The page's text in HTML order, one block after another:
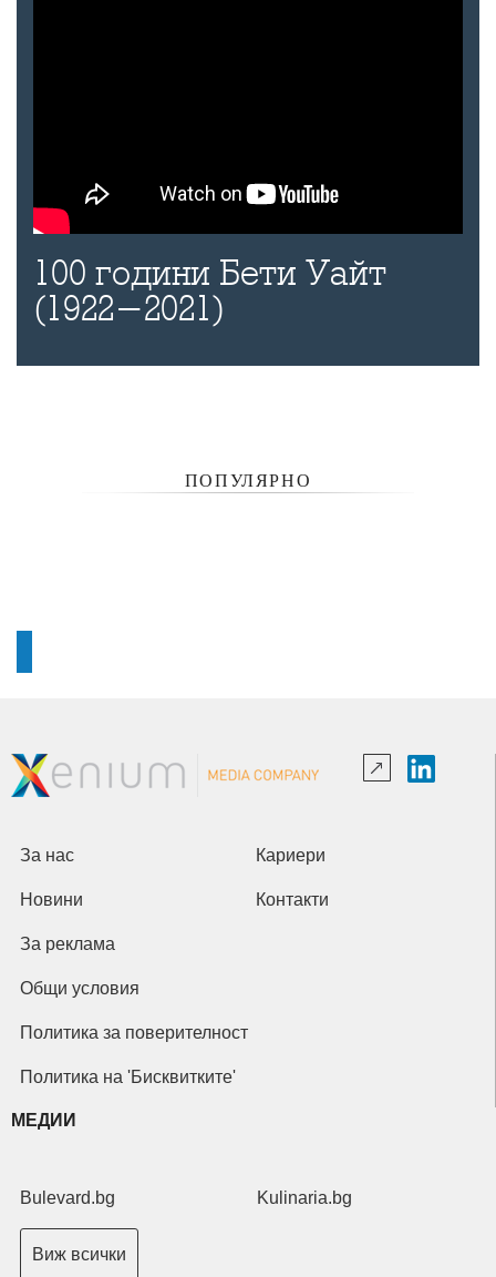
100 години Бети Уайт
(1922-2021)
ПОПУЛЯРНО
За нас Кариери
Новини Контакти
За реклама
Общи условия
Политика за поверителност
Политика на 'Бисквитките'
МЕДИИ
Bulevard.bg Kulinaria.bg
Виж всички